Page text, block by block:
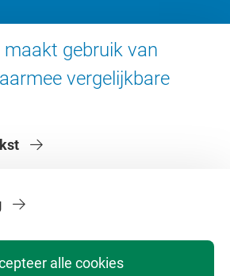
maakt gebruik van
vergelijkbare
alle cookies